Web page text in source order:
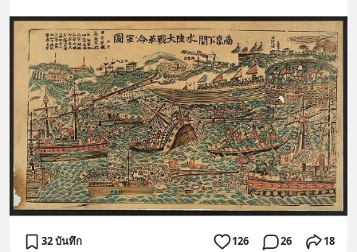
32 บันทึก 126 26 18